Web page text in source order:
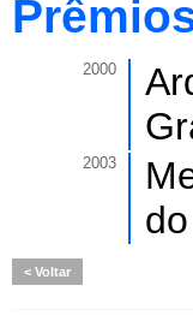
2000
2003
Voltar